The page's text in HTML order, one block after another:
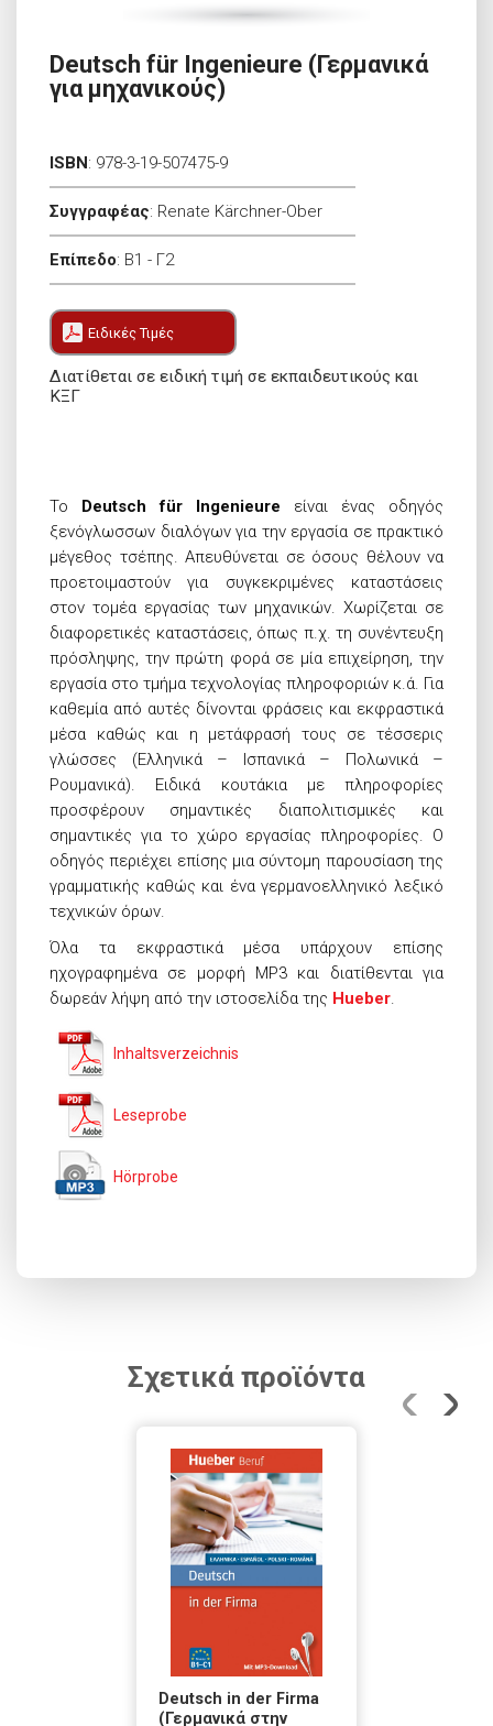
Deutsch für Ingenieure (Γερμανικά
για μηχανικούς)
ISBN: 978-3-19-507475-9
Συγγραφέας: Renate Kärchner-Ober
Επίπεδο: B1 - Γ2
Ειδικές Τιμές
Διατίθεται σε ειδική τιμή σε εκπαιδευτικούς και
ΚΞΓ
Το Deutsch für Ingenieure είναι ένας οδηγός
ξενόγλωσσων διαλόγων για την εργασία σε πρακτικό
μέγεθος τσέπης. Απευθύνεται σε όσους θέλουν να
προετοιμαστούν για συγκεκριμένες καταστάσεις
στον τομέα εργασίας των μηχανικών. Χωρίζεται σε
διαφορετικές καταστάσεις, όπως π.χ. τη συνέντευξη
πρόσληψης, την πρώτη φορά σε μία επιχείρηση, την
εργασία στο τμήμα τεχνολογίας πληροφοριών κ.ά. Για
καθεμία από αυτές δίνονται φράσεις και εκφραστικά
μέσα καθώς και η μετάφρασή τους σε τέσσερις
γλώσσες (Ελληνικά – Ισπανικά – Πολωνικά –
Ρουμανικά). Ειδικά κουτάκια με πληροφορίες
προσφέρουν σημαντικές διαπολιτισμικές και
σημαντικές για το χώρο εργασίας πληροφορίες. Ο
οδηγός περιέχει επίσης μια σύντομη παρουσίαση της
γραμματικής καθώς και ένα γερμανοελληνικό λεξικό
τεχνικών όρων.
Όλα τα εκφραστικά μέσα υπάρχουν επίσης
ηχογραφημένα σε μορφή MP3 και διατίθενται για
δωρεάν λήψη από την ιστοσελίδα της Hueber.
Inhaltsverzeichnis
Leseprobe
Hörprobe
Σχετικά προϊόντα
Deutsch in der Firma
(Γερμανικά στην